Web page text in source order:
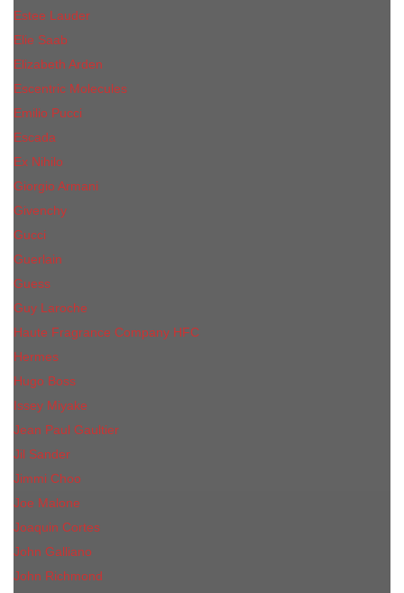
Еsteе Lаudеr
Elie Saab
Elizabeth Arden
Escentric Molecules
Emilio Pucci
Escada
Ex Nihilo
Giorgio Armani
Givenchy
Gucci
Guerlain
Guess
Guy Laroche
Haute Fragrance Company HFC
Hermes
Hugo Boss
Issey Miyake
Jean Paul Gaultier
Jil Sander
Jimmi Choo
Jое Malоnе
Joaquin Cortes
John Galliano
John Richmond